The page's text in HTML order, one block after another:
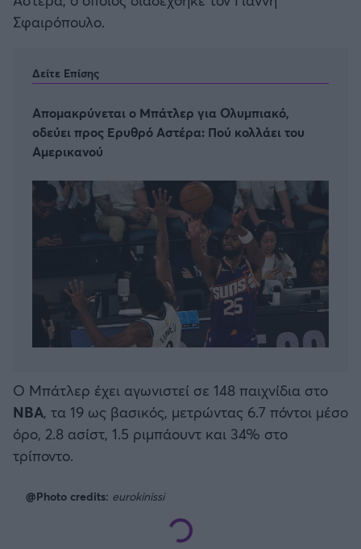
Σφαιρόπουλο.
Δείτε Επίσης
Απομακρύνεται ο Μπάτλερ για Ολυμπιακό,
οδεύει προς Ερυθρό Αστέρα: Πού κολλάει του
Αμερικανού
Ο Μπάτλερ έχει αγωνιστεί σε 148 παιχνίδια στο
NBA, τα 19 ως βασικός, μετρώντας 6.7 πόντοι μέσο
όρο, 2.8 ασίστ, 1.5 ριμπάουντ και 34% στο
τρίποντο.
@Photo credits: eurokinissi